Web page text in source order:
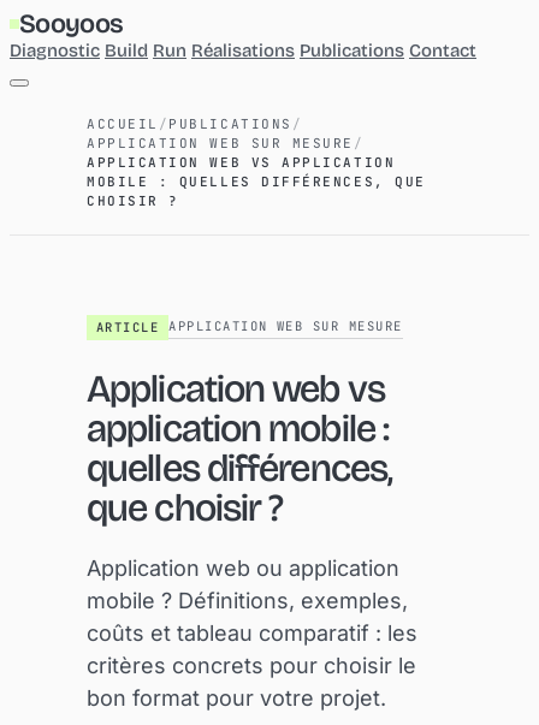
Sooyoos
Diagnostic Build Run Réalisations Publications Contact
Réalisations
Publications
ACCUEIL / PUBLICATIONS /
APPLICATION WEB SUR MESURE /
APPLICATION WEB VS APPLICATION
MOBILE : QUELLES DIFFÉRENCES, QUE
CHOISIR ?
ARTICLE APPLICATION WEB SUR MESURE
Application web vs
application mobile :
quelles différences,
que choisir ?
Application web ou application
mobile ? Définitions, exemples,
coûts et tableau comparatif : les
critères concrets pour choisir le
bon format pour votre projet.